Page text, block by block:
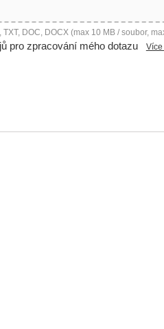
DOC, DOCX (max 10 MB / soubor,
pro zpracování mého dotazu